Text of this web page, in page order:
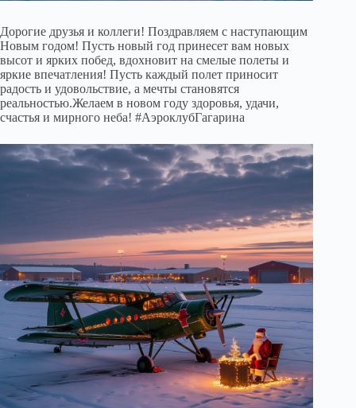
Дорогие друзья и коллеги! Поздравляем с наступающим
Новым годом! Пусть новый год принесет вам новых
высот и ярких побед, вдохновит на смелые полеты и
яркие впечатления! Пусть каждый полет приносит
радость и удовольствие, а мечты становятся
реальностью.Желаем в новом году здоровья, удачи,
счастья и мирного неба! #АэроклубГагарина